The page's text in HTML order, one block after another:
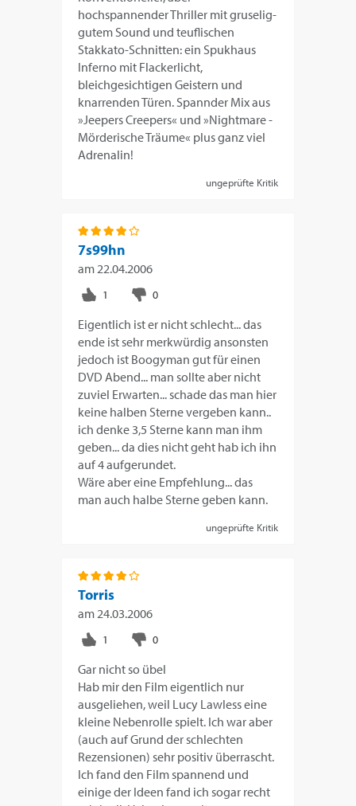
hochspannender Thriller mit gruselig-
gutem Sound und teuflischen
Stakkato-Schnitten: ein Spukhaus
Inferno mit Flackerlicht,
bleichgesichtigen Geistern und
knarrenden Türen. Spannder Mix aus
»Jeepers Creepers« und »Nightmare -
Mörderische Träume« plus ganz viel
Adrenalin!
ungeprüfte Kritik
7s99hn
am22.04.2006
Eigentlich ist er nicht schlecht... das
ende ist sehr merkwürdig ansonsten
jedoch ist Boogyman gut für einen
DVD Abend... man sollte aber nicht
zuviel Erwarten... schade das man hier
keine halben Sterne vergeben kann..
ich denke 3,5 Sterne kann man ihm
geben... da dies nicht geht hab ich ihn
auf 4 aufgerundet.
Wäre aber eine Empfehlung... das
man auch halbe Sterne geben kann.
ungeprüfte Kritik
Torris
am24.03.2006
Gar nicht so übel
Hab mir den Film eigentlich nur
ausgeliehen, weil Lucy Lawless eine
kleine Nebenrolle spielt. Ich war aber
(auch auf Grund der schlechten
Rezensionen) sehr positiv überrascht.
Ich fand den Film spannend und
einige der Ideen fand ich sogar recht